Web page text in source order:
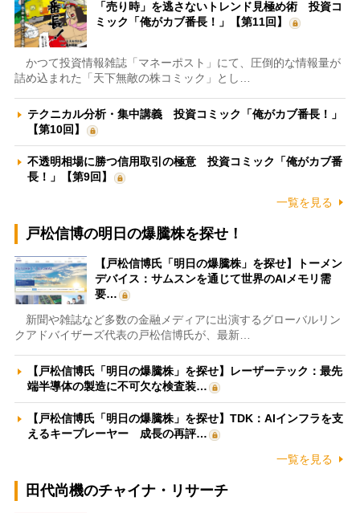
「売り時」を逃さないトレンド見極め術 投資コ
ミック「俺がカブ番長！」【第11回】
かつて投資情報雑誌「マネーポスト」にて、圧倒的な情報量が
詰め込まれた「天下無敵の株コミック」とし…
テクニカル分析・集中講義 投資コミック「俺がカブ番長！」
【第10回】
不透明相場に勝つ信用取引の極意 投資コミック「俺がカブ番
長！」【第9回】
一覧を見る
戸松信博の明日の爆騰株を探せ！
【戸松信博氏「明日の爆騰株」を探せ】トーメン
デバイス：サムスンを通じて世界のAIメモリ需
要…
新聞や雑誌など多数の金融メディアに出演するグローバルリン
クアドバイザーズ代表の戸松信博氏が、最新…
【戸松信博氏「明日の爆騰株」を探せ】レーザーテック：最先
端半導体の製造に不可欠な検査装…
【戸松信博氏「明日の爆騰株」を探せ】TDK：AIインフラを支
えるキープレーヤー 成長の再評…
一覧を見る
田代尚機のチャイナ・リサーチ